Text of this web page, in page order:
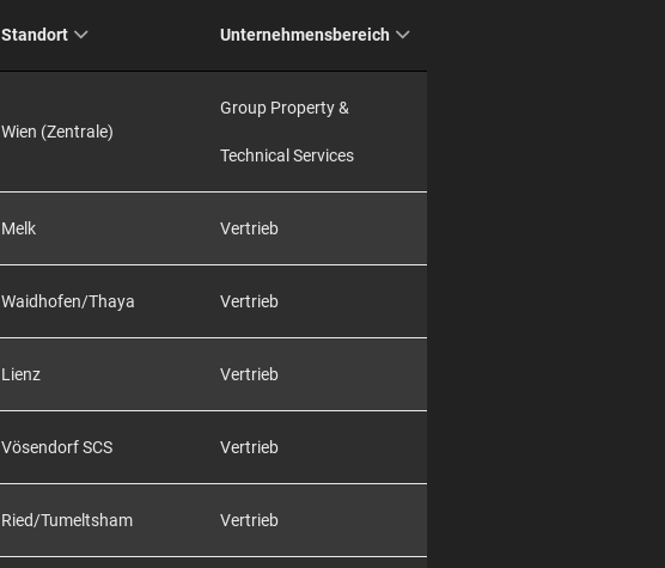
Standort Unternehmensbereich
Wien (Zentrale)
Group Property &
Technical Services
Melk Vertrieb
Waidhofen/Thaya Vertrieb
Lienz Vertrieb
Vösendorf SCS Vertrieb
Ried/Tumeltsham Vertrieb